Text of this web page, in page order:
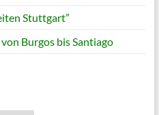
Stuttgart”
Burgos bis Santiago